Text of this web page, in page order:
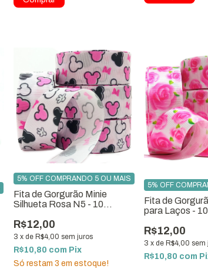
Fita de Gorgurão Minie
Silhueta Rosa N5 - 10
R$12,00
3 x de R$4,00 sem juros
5% OFF COMPRANDO 5 OU MAIS
R$10,80 com Pix
Só restam 3 em estoque!
Fita de
para Laços -
R$12,00
3 xde R$4,00 sem
5% OFF
R$10,80 com